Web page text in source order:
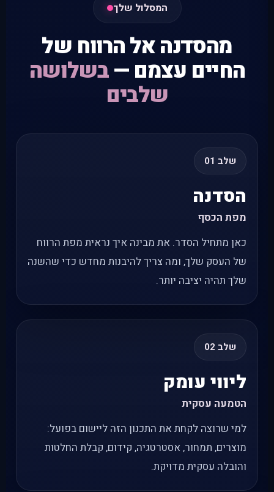
המסלול שלך
מהסדנה אל הרווח של
החיים עצמם —בשלושה
שלבים
שלב 01
הסדנה
מפת הכסף
כאן מתחיל הסדר. את מבינה איך נראית מפת הרווח
של העסק שלך, ומה צריך להיבנות מחדש כדי שהשנה
שלך תהיה יציבה יותר.
שלב 02
ליווי עומק
הטמעה עסקית
למי שרוצה לקחת את התכנון הזה ליישום בפועל:
מוצרים, תמחור, אסטרטגיה, קידום, קבלת החלטות
והובלה עסקית מדויקת.